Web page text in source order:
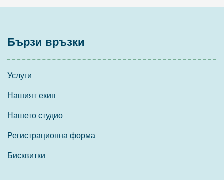
Бързи връзки
Услуги
Нашият екип
Нашето студио
Регистрационна форма
Бисквитки